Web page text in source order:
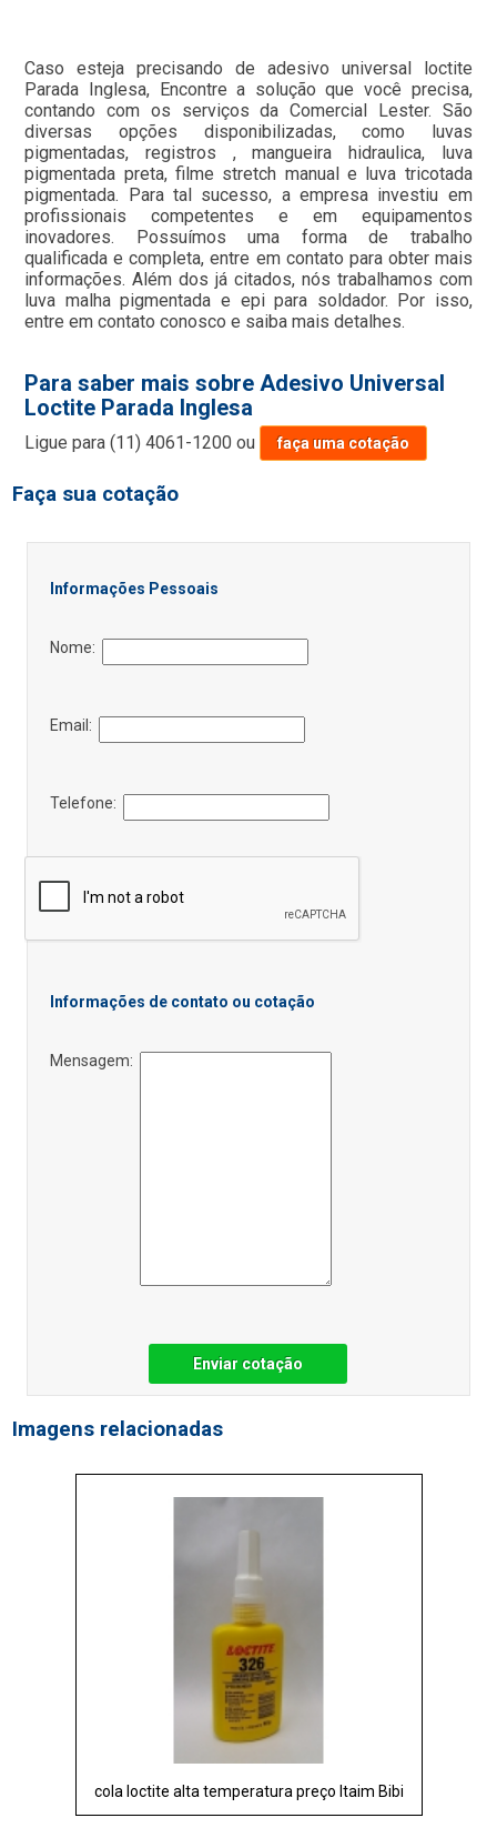
Caso esteja precisando de adesivo universal loctite
Parada Inglesa, Encontre a solução que você precisa,
contando com os serviços da Comercial Lester. São
diversas opções disponibilizadas, como luvas
pigmentadas, registros , mangueira hidraulica, luva
pigmentada preta, filme stretch manual e luva tricotada
pigmentada. Para tal sucesso, a empresa investiu em
profissionais competentes e em equipamentos
inovadores. Possuímos uma forma de trabalho
qualificada e completa, entre em contato para obter mais
informações. Além dos já citados, nós trabalhamos com
luva malha pigmentada e epi para soldador. Por isso,
entre em contato conosco e saiba mais detalhes.
Para saber mais sobre Adesivo Universal
Loctite Parada Inglesa
Ligue para(11) 4061-1200 ou faça uma cotação
Faça sua cotação
Informações Pessoais
Nome:
Email:
Telefone:
Informações de contato ou cotação
Mensagem:
Enviar cotação
Imagens relacionadas
cola loctite alta temperatura preço Itaim Bibi